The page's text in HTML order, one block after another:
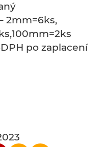
2mm=6ks,
po zaplacení